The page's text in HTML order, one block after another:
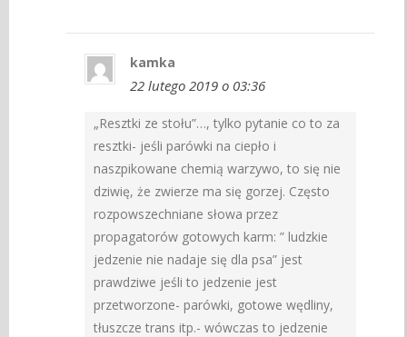
kamka
22 lutego 2019 o 03:36
„Resztki ze stołu”…, tylko pytanie co to za
resztki- jeśli parówki na ciepło i
naszpikowane chemią warzywo, to się nie
dziwię, że zwierze ma się gorzej. Często
rozpowszechniane słowa przez
propagatorów gotowych karm: ” ludzkie
jedzenie nie nadaje się dla psa” jest
prawdziwe jeśli to jedzenie jest
przetworzone- parówki, gotowe wędliny,
tłuszcze trans itp.- wówczas to jedzenie